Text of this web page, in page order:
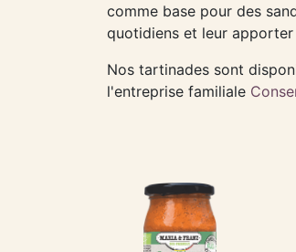
comme base pour des
quotidiens et leur
Nos tartinades sont
l'entreprise familiale